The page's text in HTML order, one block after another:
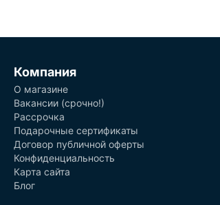
Компания
О магазине
Вакансии (срочно!)
Рассрочка
Подарочные сертификаты
Договор публичной оферты
Конфиденциальность
Карта сайта
Блог